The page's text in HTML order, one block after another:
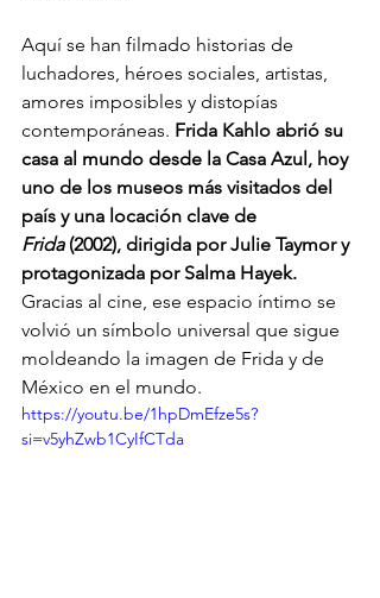
Aquí se han filmado historias de
luchadores, héroes sociales, artistas,
amores imposibles y distopías
contemporáneas. Frida Kahlo abrió su
casa al mundo desde la Casa Azul, hoy
uno de los museos más visitados del
país y una locación clave de
Frida (2002), dirigida por Julie Taymor y
protagonizada por Salma Hayek.
Gracias al cine, ese espacio íntimo se
volvió un símbolo universal que sigue
moldeando la imagen de Frida y de
México en el mundo.
https://youtu.be/1hpDmEfze5s?
si=v5yhZwb1CyIfCTda